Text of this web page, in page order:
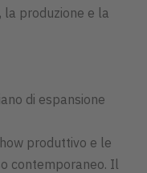
produzione e la
di espansione
produttivo e le
contemporaneo. Il